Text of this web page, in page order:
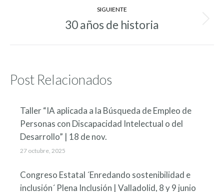
SIGUIENTE
Entrada
30 años de historia
Post Relacionados
Taller “IA aplicada a la Búsqueda de Empleo de
Personas con Discapacidad Intelectual o del
Desarrollo” | 18 de nov.
27 octubre, 2025
Congreso Estatal ´Enredando sostenibilidad e
inclusión´ Plena Inclusión | Valladolid, 8 y 9 junio